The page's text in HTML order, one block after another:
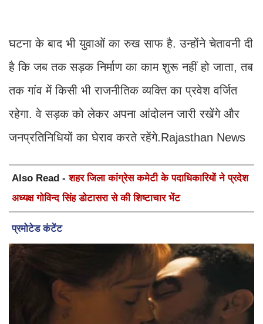
घटना के बाद भी युवाओं का रुख साफ है. उन्होंने चेतावनी दी
है कि जब तक सड़क निर्माण का काम शुरू नहीं हो जाता, तब
तक गांव में किसी भी राजनीतिक व्यक्ति का प्रवेश वर्जित
रहेगा. वे सड़क को लेकर अपना आंदोलन जारी रखेंगे और
जनप्रतिनिधियों का घेराव करते रहेंगे.Rajasthan News
Also Read -शहर जिला कांग्रेस कमेटी के पदाधिकारियों ने प्रदेश
अध्यक्ष गोविन्द सिंह डोटासरा से की शिष्टाचार भेंट